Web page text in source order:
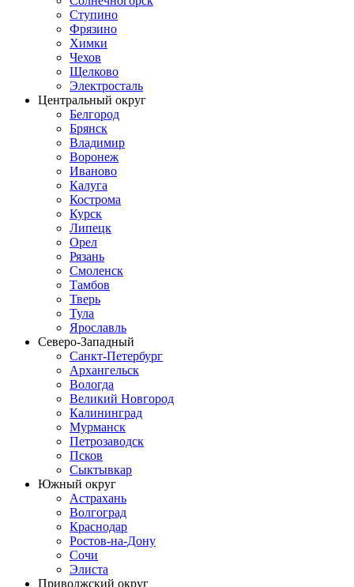
Ступино
Фрязино
Химки
Чехов
Щелково
Электросталь
Центральный округ
Белгород
Брянск
Владимир
Воронеж
Иваново
Калуга
Кострома
Курск
Липецк
Орел
Рязань
Смоленск
Тамбов
Тверь
Тула
Ярославль
Северо-Западный
Санкт-Петербург
Архангельск
Вологда
Великий Новгород
Калининград
Мурманск
Петрозаводск
Псков
Сыктывкар
Южный округ
Астрахань
Волгоград
Краснодар
Ростов-на-Дону
Сочи
Элиста
Приволжский округ